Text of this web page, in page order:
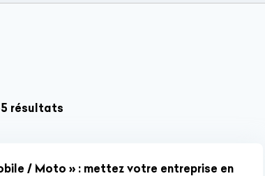
résultats
/ Moto » : mettez votre entreprise en